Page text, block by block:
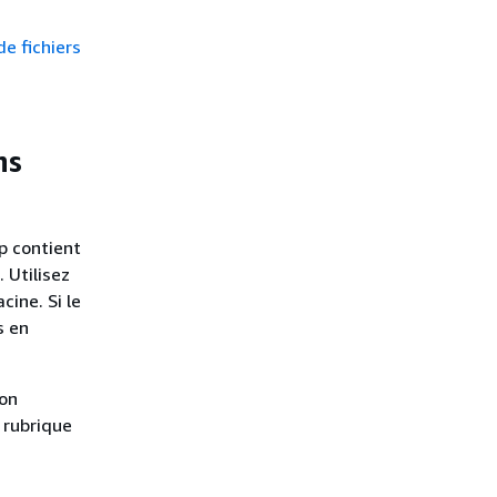
fichiers
contient
Utilisez
Si le
en